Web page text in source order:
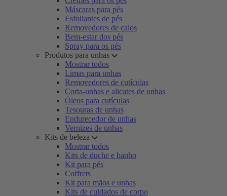
Máscaras para pés
Esfoliantes de pés
Removedores de calos
Bem-estar dos pés
Spray para os pés
Produtos para unhas
Mostrar todos
Limas para unhas
Removedores de cutículas
Corta-unhas e alicates de unhas
Óleos para cutículas
Tesouras de unhas
Endurecedor de unhas
Vernizes de unhas
Kits de beleza
Mostrar todos
Kits de duche e banho
Kit para pés
Coffrets
Kit para mãos e unhas
Kits de cuidados de corpo